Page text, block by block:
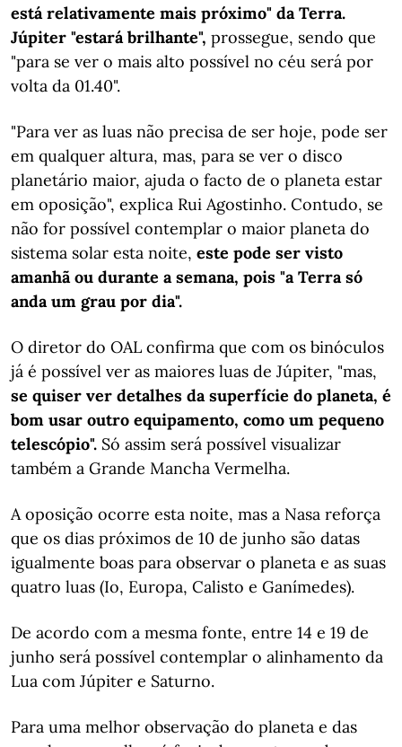
está relativamente mais próximo" da Terra.
Júpiter "estará brilhante", prossegue, sendo que
"para se ver o mais alto possível no céu será por
volta da 01.40".
"Para ver as luas não precisa de ser hoje, pode ser
em qualquer altura, mas, para se ver o disco
planetário maior, ajuda o facto de o planeta estar
em oposição", explica Rui Agostinho. Contudo, se
não for possível contemplar o maior planeta do
sistema solar esta noite, este pode ser visto
amanhã ou durante a semana, pois "a Terra só
anda um grau por dia".
O diretor do OAL confirma que com os binóculos
já é possível ver as maiores luas de Júpiter, "mas,
se quiser ver detalhes da superfície do planeta, é
bom usar outro equipamento, como um pequeno
telescópio". Só assim será possível visualizar
também a Grande Mancha Vermelha.
A oposição ocorre esta noite, mas a Nasa reforça
que os dias próximos de 10 de junho são datas
igualmente boas para observar o planeta e as suas
quatro luas (Io, Europa, Calisto e Ganímedes).
De acordo com a mesma fonte, entre 14 e 19 de
junho será possível contemplar o alinhamento da
Lua com Júpiter e Saturno.
Para uma melhor observação do planeta e das